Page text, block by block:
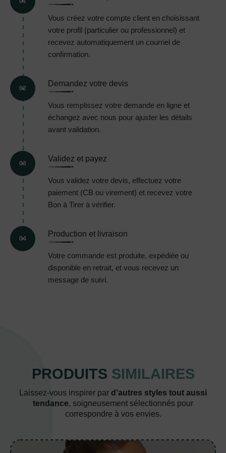
Vous créez votre compte client en choisissant
votre profil (particulier ou professionnel) et
recevez automatiquement un courriel de
confirmation.
02
Demandez votre devis
Vous remplissez votre demande en ligne et
échangez avec nous pour ajuster les détails
avant validation.
03
Validez et payez
Vous validez votre devis, effectuez votre
paiement (CB ou virement) et recevez votre
Bon à Tirer à vérifier.
04
Production et livraison
Votre commande est produite, expédiée ou
disponible en retrait, et vous recevez un
message de suivi.
PRODUITS SIMILAIRES
Laissez-vous inspirer par d’autres styles tout aussi
tendance, soigneusement sélectionnés pour
correspondre à vos envies.